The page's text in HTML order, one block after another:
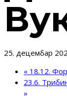
25. децембар
« 18.12.
23.6.
»